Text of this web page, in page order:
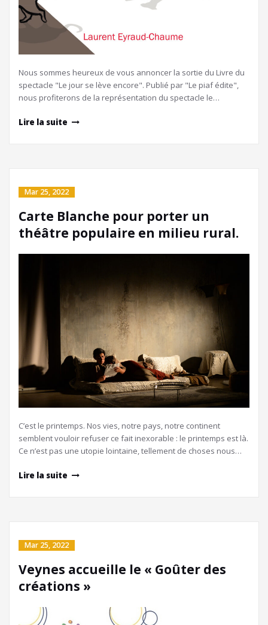
Nous sommes heureux de vous annoncer la sortie du Livre du
spectacle "Le jour se lève encore". Publié par "Le piaf édite",
nous profiterons de la représentation du spectacle le…
Lire la suite
Mar 25, 2022
Carte Blanche pour porter un
théâtre populaire en milieu rural.
C’est le printemps. Nos vies, notre pays, notre continent
semblent vouloir refuser ce fait inexorable : le printemps est là.
Ce n’est pas une utopie lointaine, tellement de choses nous…
Lire la suite
Mar 25, 2022
Veynes accueille le « Goûter des
créations »